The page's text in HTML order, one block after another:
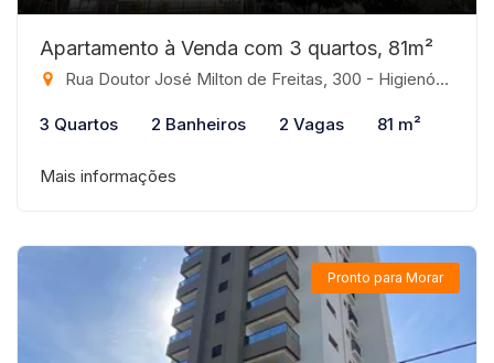
Apartamento à Venda com 3 quartos, 81m²
Rua Doutor José Milton de Freitas, 300 - Higienópolis, São José do Rio Preto-SP
3 Quartos 2 Banheiros 2 Vagas 81 m²
Mais informações
Pronto para Morar